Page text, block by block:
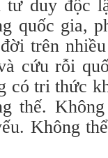
tư duy độc
quốc gia,
trên
cứu rỗi
có tri thức
thế.
Không